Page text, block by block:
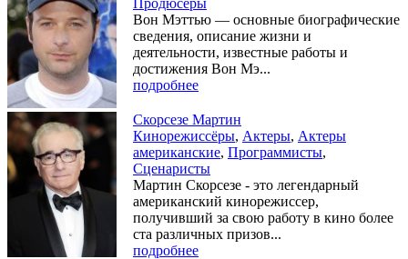
Вон Мэттью — основные биографические
сведения, описание жизни и
деятельности, известные работы и
достижения Вон Мэ...
подробнее
Скорсезе Мартин
Кинорежиссёры, Актеры, Актеры
американские, Программисты,
Сценаристы
Мартин Скорсезе - это легендарный
американский кинорежиссер,
получивший за свою работу в кино более
ста различных призов...
подробнее